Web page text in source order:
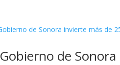
Gobierno de